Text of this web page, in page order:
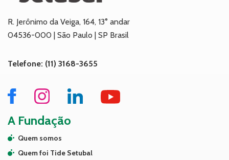
R. Jerônimo da Veiga, 164, 13° andar
04536-000 | São Paulo | SP Brasil
Telefone: (11) 3168-3655
A Fundação
Quem somos
Quem foi Tide Setubal